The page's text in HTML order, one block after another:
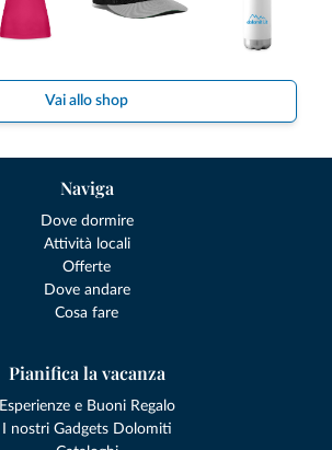
Vai allo shop
Naviga
Dove dormire
Attività locali
Offerte
Dove andare
Cosa fare
Pianifica la vacanza
Esperienze e Buoni Regalo
I nostri Gadgets Dolomiti